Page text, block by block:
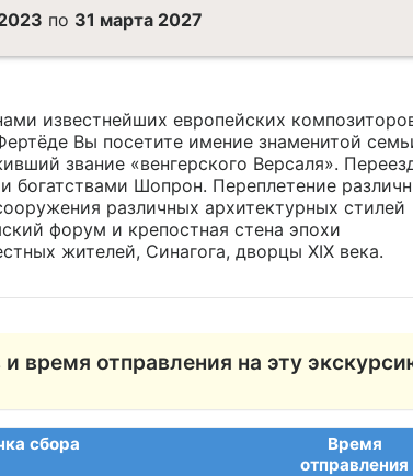
по 31 марта 2027
известнейших европейских
Вы посетите имение знаменитой
звание «венгерского Версаля».
богатствами Шопрон. Переплетение
различных архитектурных стилей
форум и крепостная стена эпохи
жителей, Синагога, дворцы XIX века.
время отправления на эту
сбора
Время
отправления